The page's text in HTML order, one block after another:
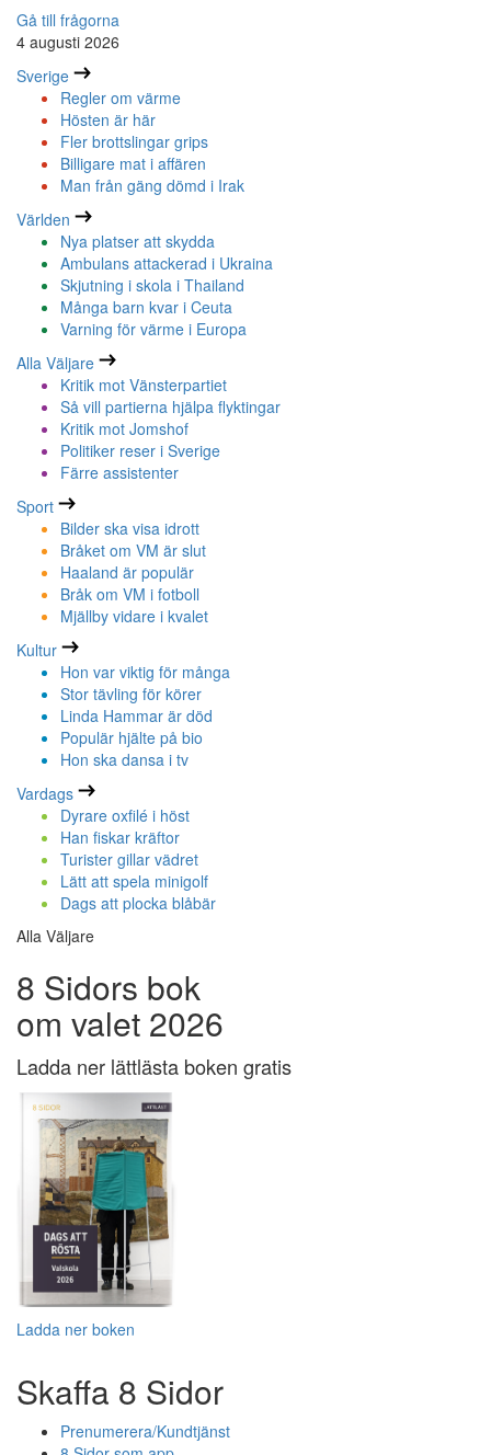
Gå till frågorna
4 augusti 2026
Sverige
Regler om värme
Hösten är här
Fler brottslingar grips
Billigare mat i affären
Man från gäng dömd i Irak
Världen
Nya platser att skydda
Ambulans attackerad i Ukraina
Skjutning i skola i Thailand
Många barn kvar i Ceuta
Varning för värme i Europa
Alla Väljare
Kritik mot Vänsterpartiet
Så vill partierna hjälpa flyktingar
Kritik mot Jomshof
Politiker reser i Sverige
Färre assistenter
Sport
Bilder ska visa idrott
Bråket om VM är slut
Haaland är populär
Bråk om VM i fotboll
Mjällby vidare i kvalet
Kultur
Hon var viktig för många
Stor tävling för körer
Linda Hammar är död
Populär hjälte på bio
Hon ska dansa i tv
Vardags
Dyrare oxfilé i höst
Han fiskar kräftor
Turister gillar vädret
Lätt att spela minigolf
Dags att plocka blåbär
Alla Väljare
8 Sidors bok
om valet 2026
Ladda ner lättlästa boken gratis
Ladda ner boken
Skaffa 8 Sidor
Prenumerera/Kundtjänst